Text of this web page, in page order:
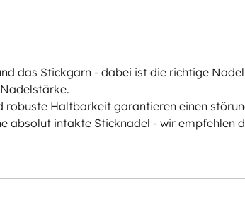
das Stickgarn - dabei ist die richtige
robuste Haltbarkeit garantieren einen
absolut intakte Sticknadel - wir empfehlen